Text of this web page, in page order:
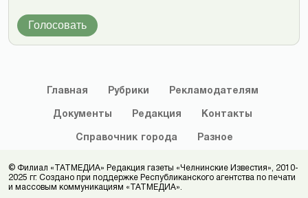
Голосовать
Главная Рубрики Рекламодателям
Документы Редакция Контакты
Справочник города Разное
© Филиал «ТАТМЕДИА» Редакция газеты «Челнинские Известия», 2010-
2025 гг. Создано при поддержке Республиканского агентства по печати
и массовым коммуникациям «ТАТМЕДИА».